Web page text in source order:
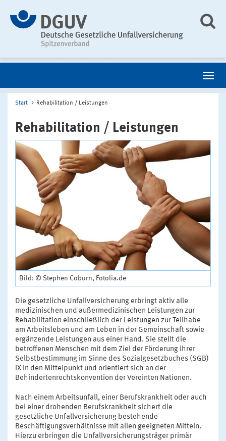
Start Rehabilitation / Leistungen
Rehabilitation / Leistungen
Bild: © Stephen Coburn, Fotolia.de
Die gesetzliche Unfallversicherung erbringt aktiv alle
medizinischen und außermedizinischen Leistungen zur
Rehabilitation einschließlich der Leistungen zur Teilhabe
am Arbeitsleben und am Leben in der Gemeinschaft sowie
ergänzende Leistungen aus einer Hand. Sie stellt die
betroffenen Menschen mit dem Ziel der Förderung ihrer
Selbstbestimmung im Sinne des Sozialgesetzbuches (SGB)
IX in den Mittelpunkt und orientiert sich an der
Behindertenrechtskonvention der Vereinten Nationen.
Nach einem Arbeitsunfall, einer Berufskrankheit oder auch
bei einer drohenden Berufskrankheit sichert die
gesetzliche Unfallversicherung bestehende
Beschäftigungsverhältnisse mit allen geeigneten Mitteln.
Hierzu erbringen die Unfallversicherungsträger primär